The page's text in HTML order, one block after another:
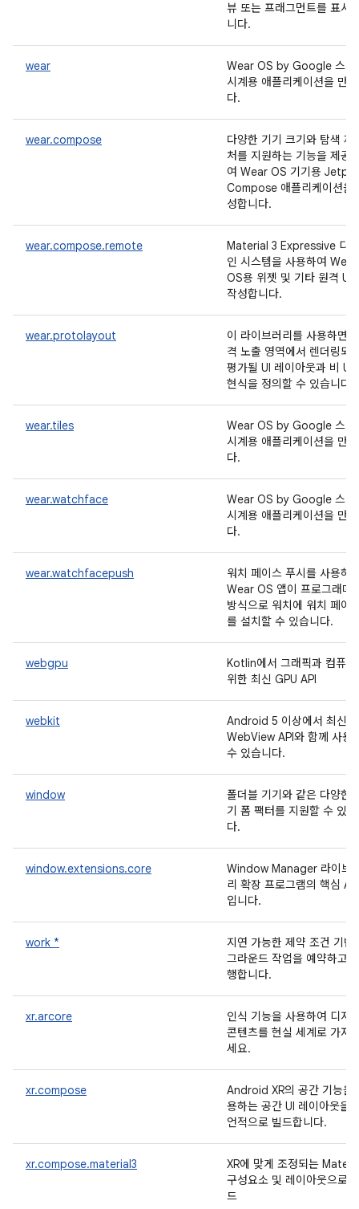
뷰 또는 프래그먼트를 표시
니다.
wear
Wear OS by Google 스마
시계용 애플리케이션을 만
다.
wear.compose
다양한 기기 크기와 탐색 제
처를 지원하는 기능을 제공
여 Wear OS 기기용
Compose 애플리케이션을
성합니다.
wear.compose.remote
Material 3 Expressive 디자
인 시스템을 사용하여 Wear
OS용 위젯 및 기타 원격 UI
작성합니다.
wear.protolayout
이 라이브러리를 사용하면
격 노출 영역에서 렌더링되
평가될 UI 레이아웃과 비 UI
현식을 정의할 수 있습니다.
wear.tiles
Wear OS by Google 스마
시계용 애플리케이션을 만
다.
wear.watchface
Wear OS by Google 스마
시계용 애플리케이션을 만
다.
wear.watchfacepush
워치 페이스 푸시를 사용하
Wear OS 앱이 프로그래매
방식으로 워치에 워치 페이
를 설치할 수 있습니다.
webgpu
Kotlin에서 그래픽과 컴퓨팅
위한 최신 GPU API
webkit
Android 5 이상에서 최신
WebView API와 함께 사용
수 있습니다.
window
폴더블 기기와 같은 다양한
기 폼 팩터를 지원할 수 있
다.
window.extensions.core
Window Manager 라이브
리 확장 프로그램의 핵심 API
입니다.
work *
지연 가능한 제약 조건 기반
그라운드 작업을 예약하고
행합니다.
xr.arcore
인식 기능을 사용하여 디지
콘텐츠를 현실 세계로 가져
세요.
xr.compose
Android XR의 공간 기능을
용하는 공간 UI 레이아웃을
언적으로 빌드합니다.
xr.compose.material3
XR에 맞게 조정되는
구성요소 및 레이아웃으로
드